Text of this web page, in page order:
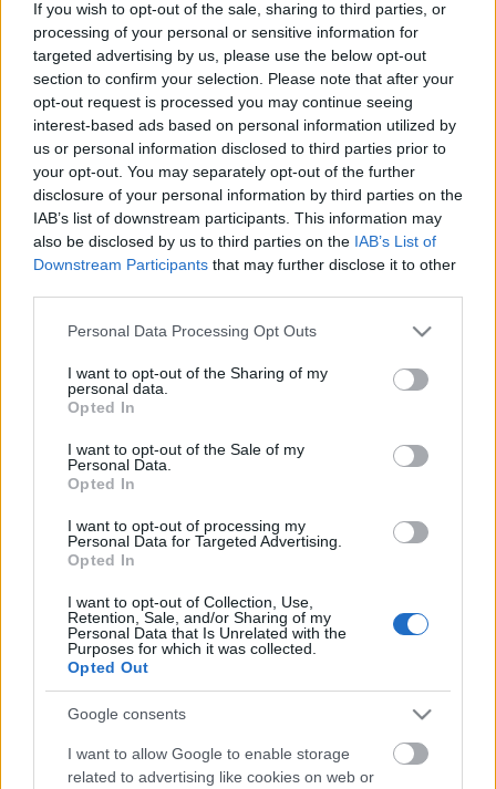
If you wish to opt-out of the sale, sharing to third parties, or
processing of your personal or sensitive information for
targeted advertising by us, please use the below opt-out
section to confirm your selection. Please note that after your
opt-out request is processed you may continue seeing
interest-based ads based on personal information utilized by
us or personal information disclosed to third parties prior to
your opt-out. You may separately opt-out of the further
disclosure of your personal information by third parties on the
IAB’s list of downstream participants. This information may
also be disclosed by us to third parties on the IAB’s List of
Downstream Participants that may further disclose it to other
Please note that this website/app uses one or more Google
not limited to your visit or usage behaviour. You may click to
grant or deny consent to Google and its third-party tags to
use your data for below specified purposes in below Google
consent section.
Personal Data Processing Opt Outs
I want to opt-out of the Sharing of my
personal data.
Opted In
I want to opt-out of the Sale of my
Personal Data.
Opted In
I want to opt-out of processing my
Personal Data for Targeted Advertising.
Opted In
I want to opt-out of Collection, Use,
Retention, Sale, and/or Sharing of my
Personal Data that Is Unrelated with the
Purposes for which it was collected.
Opted Out
Google consents
I want to allow Google to enable storage
related to advertising like cookies on web or
utalás is felbukkan, méghozzá exkluzív képanyag
kíséretében.
További információ és megrendelés:ITT